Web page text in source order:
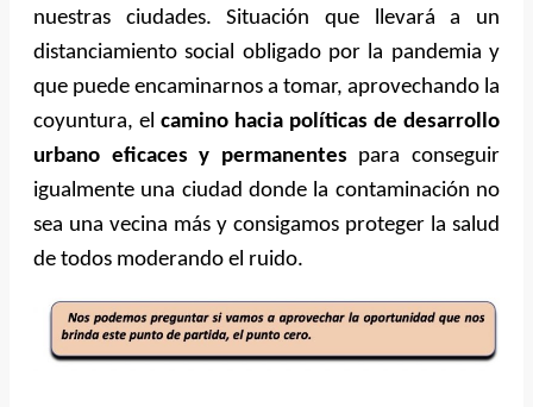
nuestras ciudades. Situación que llevará a un
distanciamiento social obligado por la pandemia y
que puede encaminarnos a tomar, aprovechando la
coyuntura, el camino hacia políticas de desarrollo
urbano eficaces y permanentes para conseguir
igualmente una ciudad donde la contaminación no
sea una vecina más y consigamos proteger la salud
de todos moderando el ruido.